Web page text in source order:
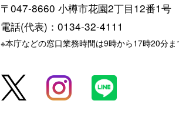
〒047-8660 小樽市花園2丁目12番1号
電話(代表)：0134-32-4111
※本庁などの窓口業務時間は9時から17時20分ま